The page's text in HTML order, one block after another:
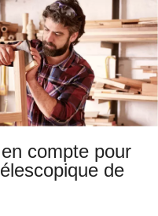
compte pour
de